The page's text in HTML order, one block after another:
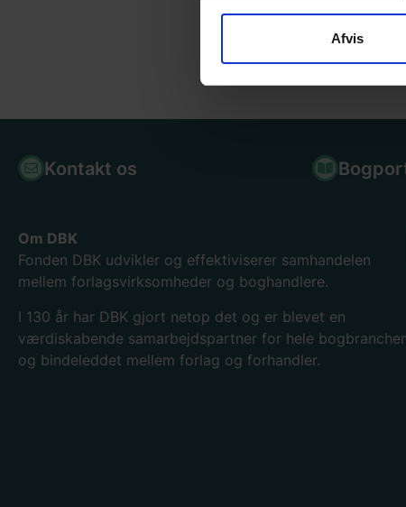
Afvis
Kontakt os
Om DBK
Fonden DBK udvikler og effektiviserer samhandelen
mellem forlagsvirksomheder og boghandlere.
I 130 år har DBK gjort netop det og er blevet en
værdiskabende samarbejdspartner for hele
og bindeleddet mellem forlag og forhandler.